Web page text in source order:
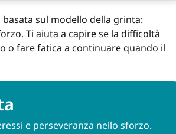
sul modello della grinta:
Ti aiuta a capire se la difficoltà
o fare fatica a continuare quando il
e perseveranza nello sforzo.